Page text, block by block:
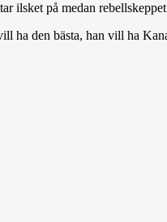
ilsket på medan
ha den bästa, han vill ha